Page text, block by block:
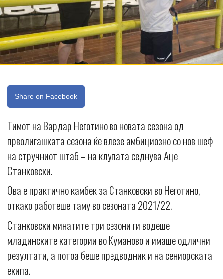
Share on Facebook
Тимот на Вардар Неготино во новата сезона од
прволигашката сезона ќе влезе амбициозно со нов шеф
на стручниот штаб – на клупата седнува Аце
Станковски.
Ова е практично камбек за Станковски во Неготино,
откако работеше таму во сезоната 2021/22.
Станковски минатите три сезони ги водеше
младинските категории во Куманово и имаше одлични
резултати, а потоа беше предводник и на сениорската
екипа.